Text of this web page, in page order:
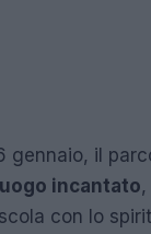
gennaio, il
incantato
con lo